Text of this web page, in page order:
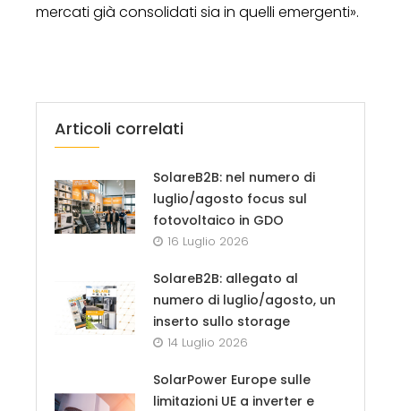
mercati già consolidati sia in quelli emergenti».
Articoli correlati
SolareB2B: nel numero di
luglio/agosto focus sul
fotovoltaico in GDO
16 Luglio 2026
SolareB2B: allegato al
numero di luglio/agosto, un
inserto sullo storage
14 Luglio 2026
SolarPower Europe sulle
limitazioni UE a inverter e